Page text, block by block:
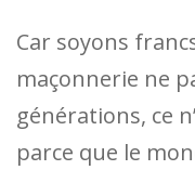
Car soyons
maçonnerie ne
générations, ce
parce que le